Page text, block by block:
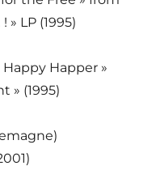
» LP (1995)
Happy Happer »
» (1995)